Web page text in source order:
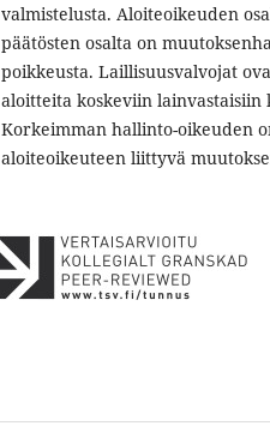
valmistelusta. Aloiteoikeuden
päätösten osalta on
poikkeusta. Laillisuusvalvojat
aloitteita koskeviin
Korkeimman hallinto-oikeuden
aloiteoikeuteen liittyvä